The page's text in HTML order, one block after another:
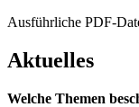
Ausführliche PDF-
Aktuelles
Welche Themen